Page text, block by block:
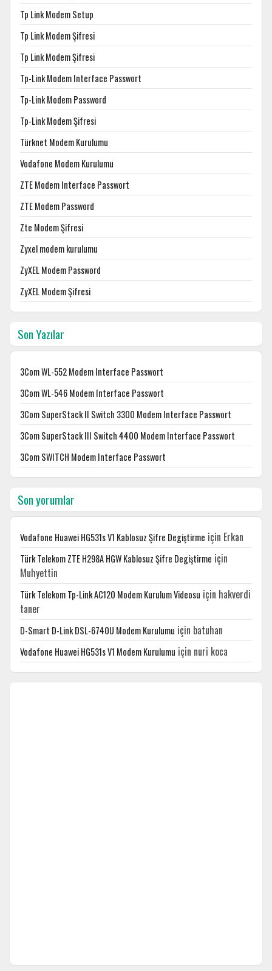
Tp Link Modem Setup
Tp Link Modem Şifresi
Tp Link Modem Şifresi
Tp-Link Modem Interface Passwort
Tp-Link Modem Password
Tp-Link Modem Şifresi
Türknet Modem Kurulumu
Vodafone Modem Kurulumu
ZTE Modem Interface Passwort
ZTE Modem Password
Zte Modem Şifresi
Zyxel modem kurulumu
ZyXEL Modem Password
ZyXEL Modem Şifresi
Son Yazılar
3Com WL-552 Modem Interface Passwort
3Com WL-546 Modem Interface Passwort
3Com SuperStack II Switch 3300 Modem Interface Passwort
3Com SuperStack III Switch 4400 Modem Interface Passwort
3Com SWITCH Modem Interface Passwort
Son yorumlar
Vodafone Huawei HG531s V1 Kablosuz Şifre Degiştirme için Erkan
Türk Telekom ZTE H298A HGW Kablosuz Şifre Degiştirme için
Muhyettin
Türk Telekom Tp-Link AC120 Modem Kurulum Videosu için hakverdi
taner
D-Smart D-Link DSL-6740U Modem Kurulumu için batuhan
Vodafone Huawei HG531s V1 Modem Kurulumu için nuri koca